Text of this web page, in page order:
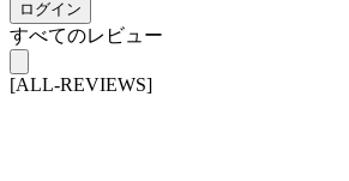
ログイン
すべてのレビュー
[ALL-REVIEWS]